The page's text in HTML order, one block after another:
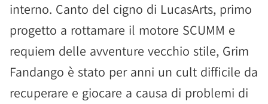
interno. Canto del cigno di LucasArts, primo
progetto a rottamare il motore SCUMM e
requiem delle avventure vecchio stile, Grim
Fandango è stato per anni un cult difficile da
recuperare e giocare a causa di problemi di